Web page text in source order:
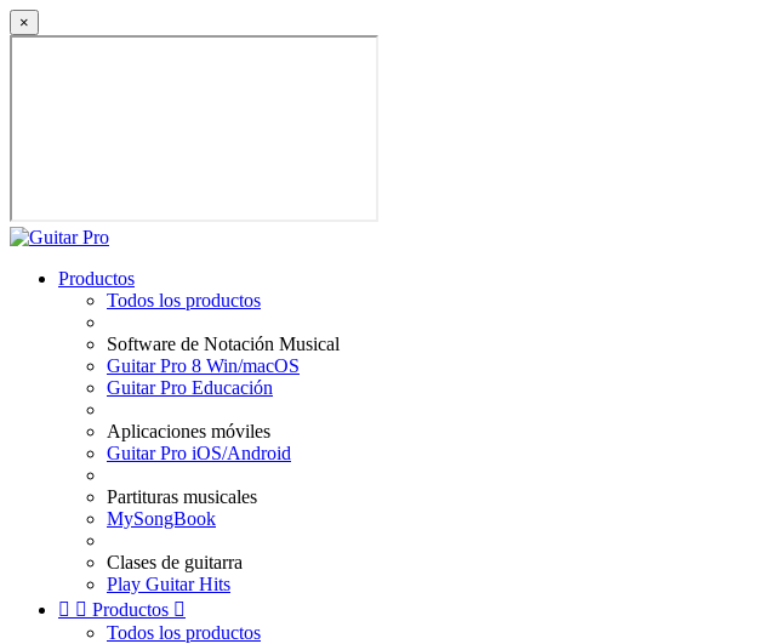
×
Productos
Todos los productos
Software de Notación Musical
Guitar Pro 8 Win/macOS
Guitar Pro Educación
Aplicaciones móviles
Guitar Pro iOS/Android
Partituras musicales
MySongBook
Clases de guitarra
Play Guitar Hits
  Productos 
Todos los productos